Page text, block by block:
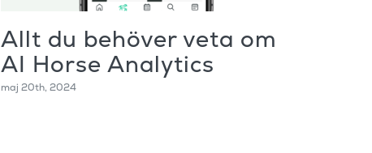
Allt du behöver veta om
AI Horse Analytics
maj 20th, 2024